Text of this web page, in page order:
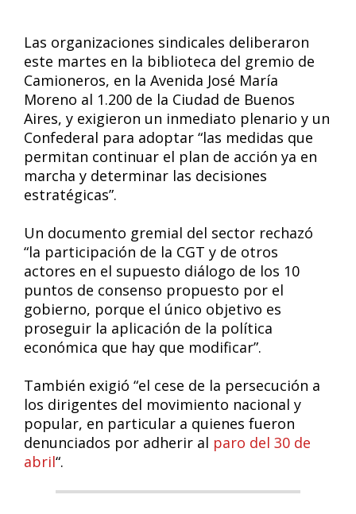
Las organizaciones sindicales deliberaron
este martes en la biblioteca del gremio de
Camioneros, en la Avenida José María
Moreno al 1.200 de la Ciudad de Buenos
Aires, y exigieron un inmediato plenario y un
Confederal para adoptar “las medidas que
permitan continuar el plan de acción ya en
marcha y determinar las decisiones
estratégicas”.
Un documento gremial del sector rechazó
“la participación de la CGT y de otros
actores en el supuesto diálogo de los 10
puntos de consenso propuesto por el
gobierno, porque el único objetivo es
proseguir la aplicación de la política
económica que hay que modificar”.
También exigió “el cese de la persecución a
los dirigentes del movimiento nacional y
popular, en particular a quienes fueron
denunciados por adherir al paro del 30 de
abril“.